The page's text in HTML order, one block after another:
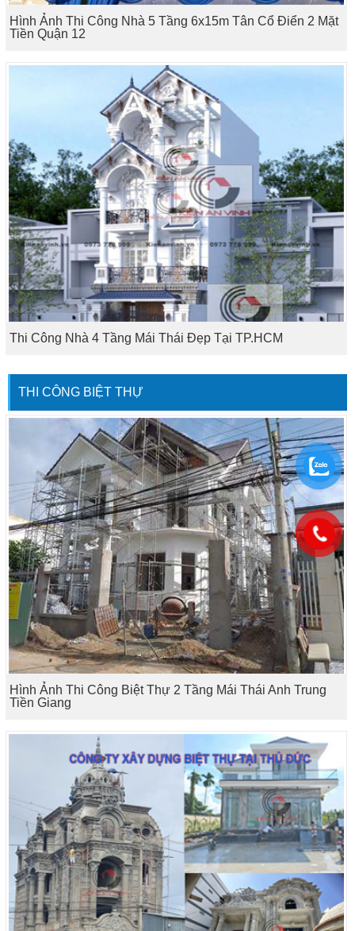
Hình Ảnh Thi Công Nhà 5 Tầng 6x15m Tân Cổ Điển 2 Mặt
Tiền Quận 12
Thi Công Nhà 4 Tầng Mái Thái Đẹp Tại TP.HCM
THI CÔNG BIỆT THỰ
Hình Ảnh Thi Công Biệt Thự 2 Tầng Mái Thái Anh Trung
Tiền Giang